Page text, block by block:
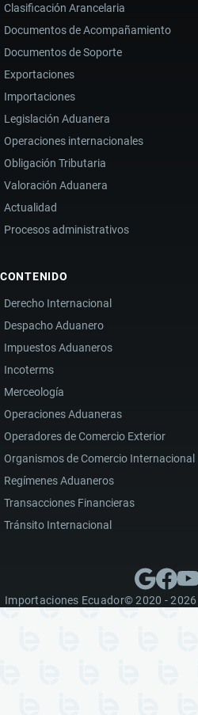
Clasificación Arancelaria
Documentos de Acompañamiento
Documentos de Soporte
Exportaciones
Importaciones
Legislación Aduanera
Operaciones internacionales
Obligación Tributaria
Valoración Aduanera
Actualidad
Procesos administrativos
CONTENIDO
Derecho Internacional
Despacho Aduanero
Impuestos Aduaneros
Incoterms
Merceología
Operaciones Aduaneras
Operadores de Comercio Exterior
Organismos de Comercio Internacional
Regímenes Aduaneros
Transacciones Financieras
Tránsito Internacional
Importaciones Ecuador© 2020 -